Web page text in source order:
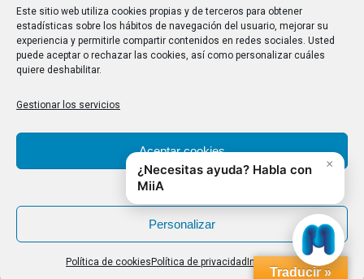
Este sitio web utiliza cookies propias y de terceros para obtener
estadísticas sobre los hábitos de navegación del usuario, mejorar su
experiencia y permitirle compartir contenidos en redes sociales. Usted
puede aceptar o rechazar las cookies, así como personalizar cuáles
quiere deshabilitar.
Gestionar los servicios
Aceptar cookies
Denegar
Personalizar
Política de cookies Política de privacidad Impressum
Aviso Legal|Política de privacidad|Política de cookies
Traducir »